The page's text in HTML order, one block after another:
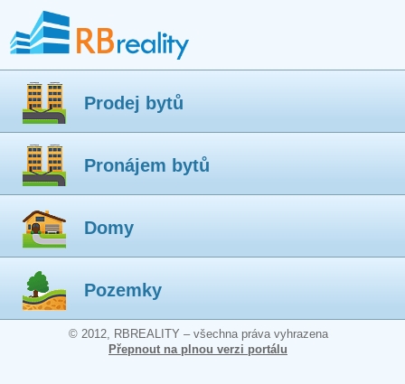
Prodej bytů
Pronájem bytů
Domy
Pozemky
© 2012, RBREALITY – všechna práva vyhrazena
Přepnout na plnou verzi portálu